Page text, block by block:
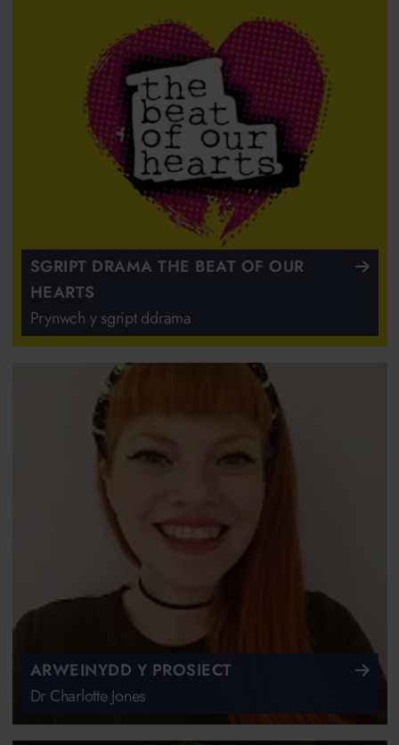
SGRIPT DRAMA THE BEAT OF OUR
HEARTS
Prynwch y sgript ddrama
ARWEINYDD Y PROSIECT
Dr Charlotte Jones